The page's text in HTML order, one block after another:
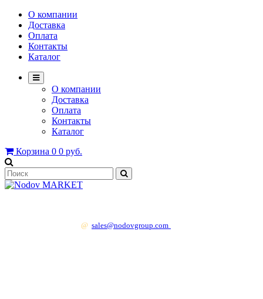
О компании
Доставка
Оплата
Контакты
Каталог
О компании
Доставка
Оплата
Контакты
Каталог
Корзина 0 0 руб.
@ sales@nodovgroup.com